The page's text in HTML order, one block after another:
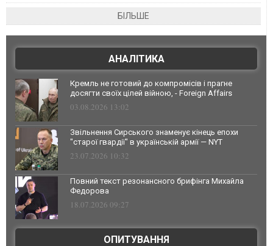
БІЛЬШЕ
АНАЛІТИКА
Кремль не готовий до компромісів і прагне
досягти своїх цілей війною, - Foreign Affairs
03.08.2026 13:02
Звільнення Сирського знаменує кінець епохи
"старої гвардії" в українській армії — NYT
23.07.2026 10:32
Повний текст резонансного брифінга Михайла
Федорова
18.07.2026 09:27
ОПИТУВАННЯ